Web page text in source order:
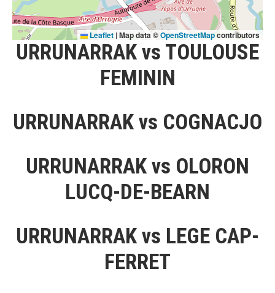
Leaflet |Map data ©OpenStreetMapcontributors
URRUNARRAK vs TOULOUSE
FEMININ
URRUNARRAK vs COGNACJO
URRUNARRAK vs OLORON
LUCQ-DE-BEARN
URRUNARRAK vs LEGE CAP-
FERRET